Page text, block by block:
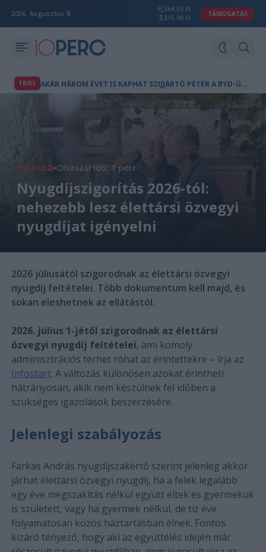
2026. Augusztus 8.
364.50 Ft
315.99 Ft
TÁMOGATÁS
FRISS A
KÁR HÁROM ÉVET IS KAPHAT SZIJJÁRTÓ PÉTER A BYD-ÜGY MIATT
BELFÖLD Olvasási idő: 1 perc
Nyugdíjszigorítás 2026-tól:
nehezebb lesz élettársi özvegyi
nyugdíjat igényelni
2026 júliusától szigorodnak az élettársi özvegyi
nyugdíj feltételei. Több dokumentum kell majd, és
sokan eleshetnek az ellátástól.
2026. július 1-jétől szigorodnak az élettársi
özvegyi nyugdíj feltételei, ami komoly
adminisztrációs terhet róhat az érintettekre – írja az
Infostart. A változás különösen azokat érintheti
hátrányosan, akik nem készülnek fel időben a
szükséges igazolások beszerzésére.
Jelenlegi szabályozás
Farkas András nyugdíjszakértő szerint jelenleg akkor
járhat élettársi özvegyi nyugdíj, ha a felek legalább
egy éve megszakítás nélkül együtt éltek és gyermekük
is született, vagy ha gyermek nélkül, de tíz éve
folyamatosan közös háztartásban élnek. Fontos
kizáró tényező, hogy aki az együttélés idején már